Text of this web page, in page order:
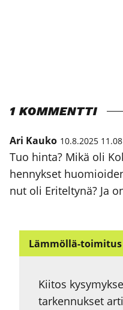
1 KOMMENTTI
Ari Kauko 10.8.2025 11.08
Tuo hin­ta? Mikä oli
hen­nyk­set
nut oli Eri­tel­ty­nä? Ja
Lämmöllä-toimitus
Kiitos
tarkennukset